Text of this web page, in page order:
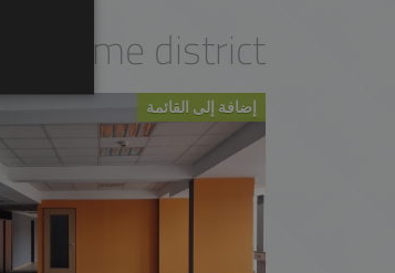
the same district
إضافة إلى القائمة